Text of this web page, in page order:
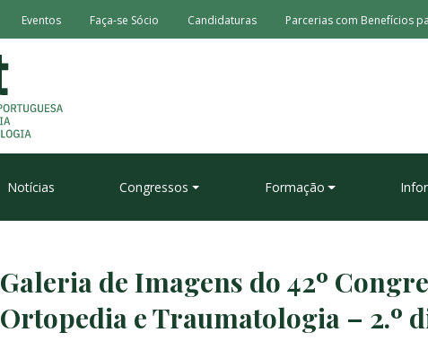
Eventos Faça-se Sócio Candidaturas Parcerias com Benefícios
Notícias Congressos Formação
Galeria de Imagens do 42º
Ortopedia e Traumatologia – 2.º